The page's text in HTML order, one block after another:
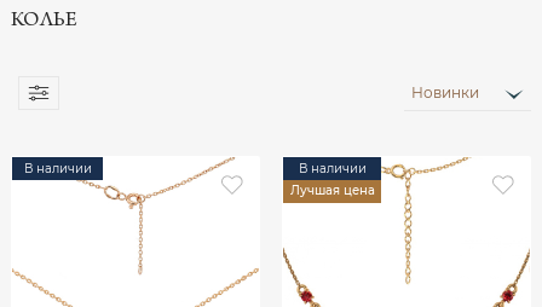
КОЛЬЕ
Новинки
В наличии
В наличии
Лучшая цена